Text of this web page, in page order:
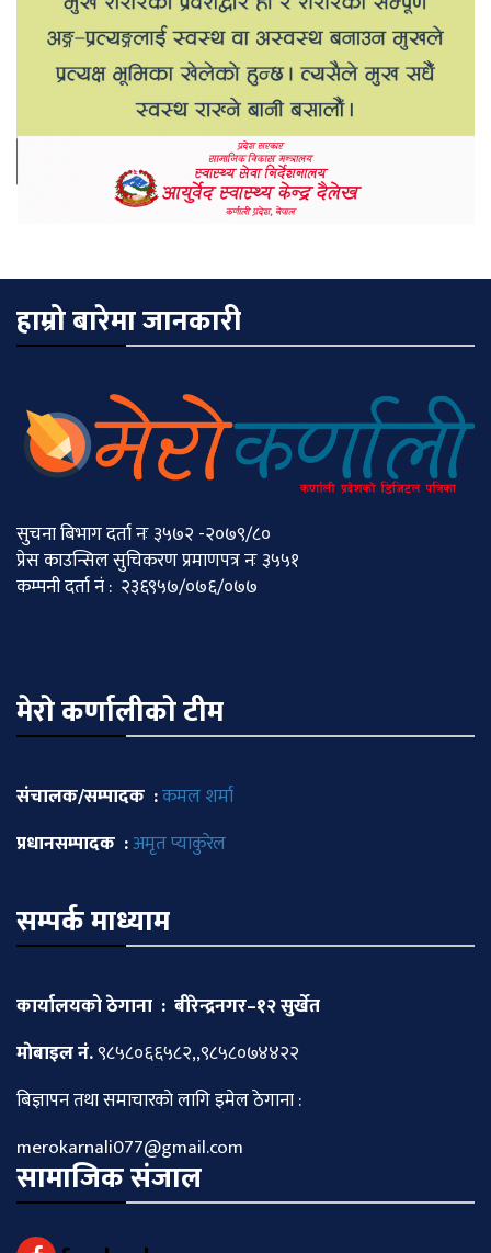
हाम्रो बारेमा जानकारी
सुचना बिभाग दर्ता नः ३५७२ -२०७९/८०
प्रेस काउन्सिल सुचिकरण प्रमाणपत्र नः ३५५१
कम्पनी दर्ता नं : २३६९५७/०७६/०७७
मेराे कर्णालीकाे टीम
संचालक/सम्पादक :कमल शर्मा
प्रधानसम्पादक :अमृत प्याकुरेल
सम्पर्क माध्याम
कार्यालयको ठेगाना : बीरेन्द्रनगर–१२ सुर्खेत
माेबाइल नं.९८५८०६६५८२,,९८५८०७४४२२
बिज्ञापन तथा समाचारकाे लागि इमेल ठेगाना :
merokarnali077@gmail.com
सामाजिक संजाल